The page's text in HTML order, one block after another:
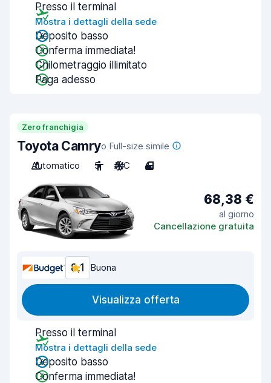
Presso il terminal
Mostra i dettagli della sede
Deposito basso
Conferma immediata!
Chilometraggio illimitato
Paga adesso
Zero franchigia
Toyota Camryo Full-size simile
Automatico
5 A/C 4
68,38 €
al giorno
Cancellazione gratuita
8,1 Buona
Visualizza offerta
Presso il terminal
Mostra i dettagli della sede
Deposito basso
Conferma immediata!